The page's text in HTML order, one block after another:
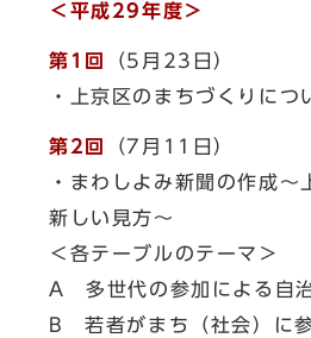
＜平成29年度＞
第1回
（5月23日）
・上京区のまちづくりにつ
第2回
（7月11日）
・まわしよみ新聞の作成～
新しい見方～
＜各テーブルのテーマ＞
A 多世代の参加による自
B 若者がまち（社会）に